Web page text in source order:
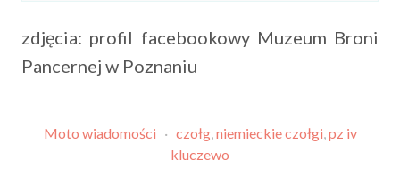
zdjęcia: profil facebookowy Muzeum Broni
Pancernej w Poznaniu
Moto wiadomości · czołg, niemieckie czołgi pz iv
kluczewo